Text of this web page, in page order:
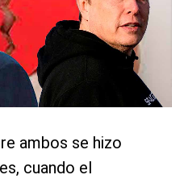
ambos se hizo
cuando el